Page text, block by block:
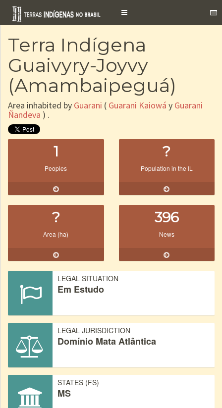
Toggle
Terra Indígena
Guaivyry-Joyvy
(Amambaipeguá)
Area inhabited by Guarani ( Guarani Kaiowá y Guarani
Ñandeva ) .
1
Peoples
?
Population in the IL
?
Area (ha)
396
News
LEGAL SITUATION
Em Estudo
LEGAL JURISDICTION
Domínio Mata Atlântica
STATES (FS)
MS